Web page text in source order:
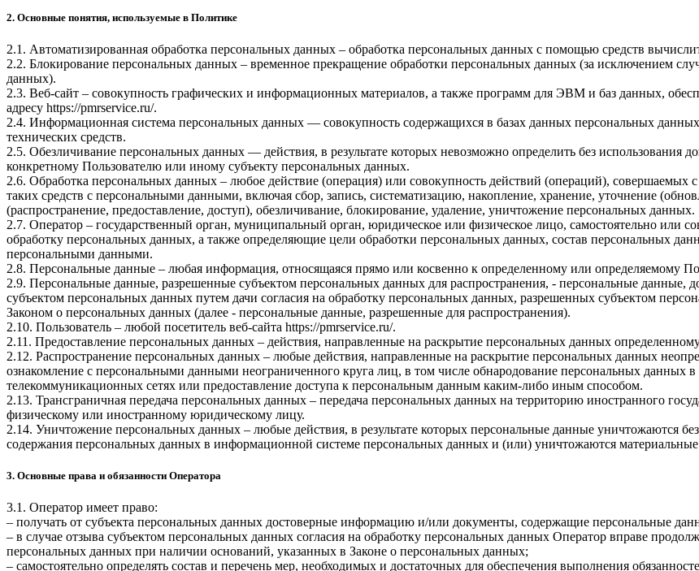
2. Основные понятия, используемые в Политике
2.1. Автоматизированная обработка персональных данных – обработка персональных данных с помощью средств
2.2. Блокирование персональных данных – временное прекращение обработки персональных данных (за исключением
данных).
2.3. Веб-сайт – совокупность графических и информационных материалов, а также программ для ЭВМ и баз данных,
адресу https://pmrservice.ru/.
2.4. Информационная система персональных данных — совокупность содержащихся в базах данных персональных
технических средств.
2.5. Обезличивание персональных данных — действия, в результате которых невозможно определить без
конкретному Пользователю или иному субъекту персональных данных.
2.6. Обработка персональных данных – любое действие (операция) или совокупность действий (операций), совершаемых
таких средств с персональными данными, включая сбор, запись, систематизацию, накопление, хранение, уточнение
(распространение, предоставление, доступ), обезличивание, блокирование, удаление, уничтожение персональных данных.
2.7. Оператор – государственный орган, муниципальный орган, юридическое или физическое лицо, самостоятельно
обработку персональных данных, а также определяющие цели обработки персональных данных, состав персональных
персональными данными.
2.8. Персональные данные – любая информация, относящаяся прямо или косвенно к определенному или определяемому
2.9. Персональные данные, разрешенные субъектом персональных данных для распространения, - персональные данные,
субъектом персональных данных путем дачи согласия на обработку персональных данных, разрешенных субъектом
Законом о персональных данных (далее - персональные данные, разрешенные для распространения).
2.10. Пользователь – любой посетитель веб-сайта https://pmrservice.ru/.
2.11. Предоставление персональных данных – действия, направленные на раскрытие персональных данных
2.12. Распространение персональных данных – любые действия, направленные на раскрытие персональных данных
ознакомление с персональными данными неограниченного круга лиц, в том числе обнародование персональных
телекоммуникационных сетях или предоставление доступа к персональным данным каким-либо иным способом.
2.13. Трансграничная передача персональных данных – передача персональных данных на территорию иностранного
физическому или иностранному юридическому лицу.
2.14. Уничтожение персональных данных – любые действия, в результате которых персональные данные уничтожаются
содержания персональных данных в информационной системе персональных данных и (или) уничтожаются
3. Основные права и обязанности Оператора
3.1. Оператор имеет право:
– получать от субъекта персональных данных достоверные информацию и/или документы, содержащие персональные
– в случае отзыва субъектом персональных данных согласия на обработку персональных данных Оператор вправе
персональных данных при наличии оснований, указанных в Законе о персональных данных;
– самостоятельно определять состав и перечень мер, необходимых и достаточных для обеспечения выполнения